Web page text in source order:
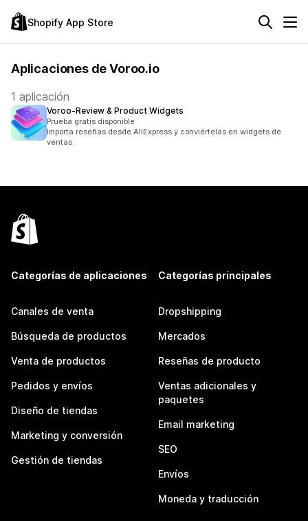
Shopify App Store
Aplicaciones de Voroo.io
1 aplicación
Voroo‑Review & Product Widgets
Prueba gratis disponible
Importa reseñas desde AliExpress y conviértelas en widgets de
ventas.
Categorías de aplicaciones
Canales de venta
Búsqueda de productos
Venta de productos
Pedidos y envíos
Diseño de tiendas
Marketing y conversión
Gestión de tiendas
Categorías principales
Dropshipping
Mercados
Reseñas de producto
Ventas adicionales y
paquetes
Email marketing
SEO
Envíos
Moneda y traducción